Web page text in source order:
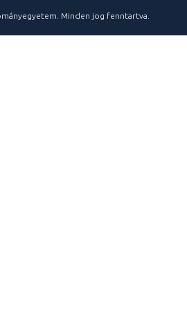
Minden jog fenntartva.